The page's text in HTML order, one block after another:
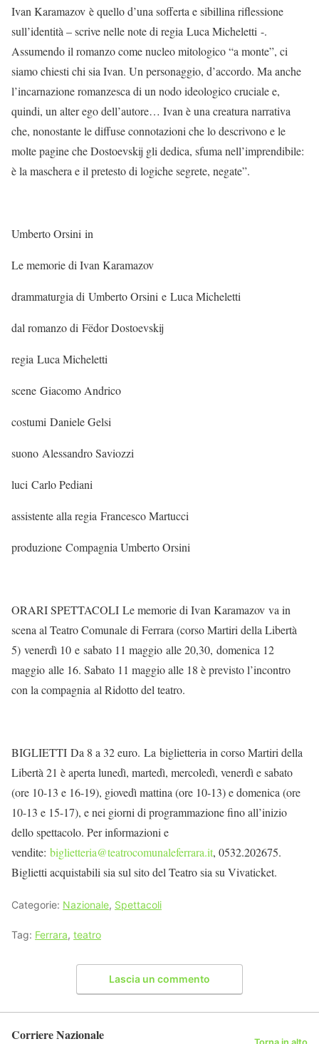
Ivan Karamazov è quello d’una sofferta e sibillina riflessione
sull’identità – scrive nelle note di regia Luca Micheletti -.
Assumendo il romanzo come nucleo mitologico “a monte”, ci
siamo chiesti chi sia Ivan. Un personaggio, d’accordo. Ma anche
l’incarnazione romanzesca di un nodo ideologico cruciale e,
quindi, un alter ego dell’autore… Ivan è una creatura narrativa
che, nonostante le diffuse connotazioni che lo descrivono e le
molte pagine che Dostoevskij gli dedica, sfuma nell’imprendibile:
è la maschera e il pretesto di logiche segrete, negate”.
Umberto Orsini in
Le memorie di Ivan Karamazov
drammaturgia di Umberto Orsini e Luca Micheletti
dal romanzo di Fëdor Dostoevskij
regia Luca Micheletti
scene Giacomo Andrico
costumi Daniele Gelsi
suono Alessandro Saviozzi
luci Carlo Pediani
assistente alla regia Francesco Martucci
produzione Compagnia Umberto Orsini
ORARI SPETTACOLI Le memorie di Ivan Karamazov va in
scena al Teatro Comunale di Ferrara (corso Martiri della Libertà
5) venerdì 10 e sabato 11 maggio alle 20,30, domenica 12
maggio alle 16. Sabato 11 maggio alle 18 è previsto l’incontro
con la compagnia al Ridotto del teatro.
BIGLIETTI Da 8 a 32 euro. La biglietteria in corso Martiri della
Libertà 21 è aperta lunedì, martedì, mercoledì, venerdì e sabato
(ore 10-13 e 16-19), giovedì mattina (ore 10-13) e domenica (ore
10-13 e 15-17), e nei giorni di programmazione fino all’inizio
dello spettacolo. Per informazioni e
vendite: biglietteria@teatrocomunaleferrara.it, 0532.202675.
Biglietti acquistabili sia sul sito del Teatro sia su Vivaticket.
Categorie: Nazionale, Spettacoli
Tag: Ferrara, teatro
Lascia un commento
Corriere Nazionale